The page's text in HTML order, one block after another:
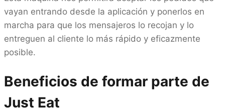
vayan entrando desde la aplicación y ponerlos en
marcha para que los mensajeros lo recojan y lo
entreguen al cliente lo más rápido y eficazmente
posible.
Beneficios de formar parte de
Just Eat